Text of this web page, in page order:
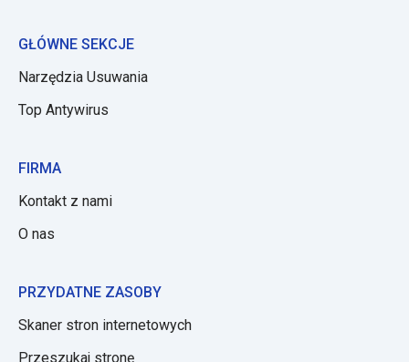
GŁÓWNE SEKCJE
Narzędzia Usuwania
Top Antywirus
FIRMA
Kontakt z nami
O nas
PRZYDATNE ZASOBY
Skaner stron internetowych
Przeszukaj stronę